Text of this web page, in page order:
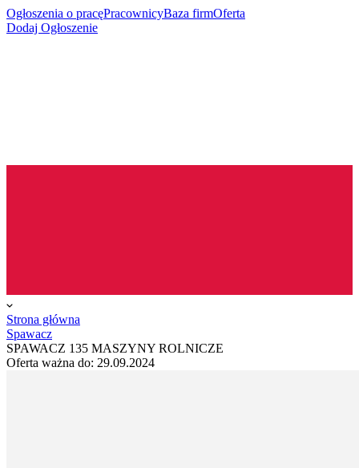
Ogłoszenia o pracęPracownicyBaza firmOferta
Dodaj Ogłoszenie
Strona główna
Spawacz
SPAWACZ 135 MASZYNY ROLNICZE
Oferta ważna do: 29.09.2024